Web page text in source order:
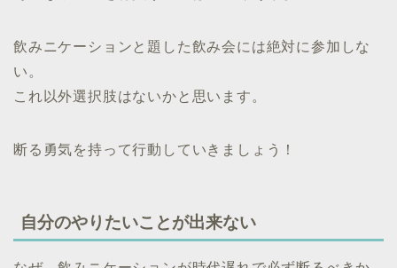
飲みニケーションと題した飲み会には絶対に参加しな
い。
これ以外選択肢はないかと思います。
断る勇気を持って行動していきましょう！
自分のやりたいことが出来ない